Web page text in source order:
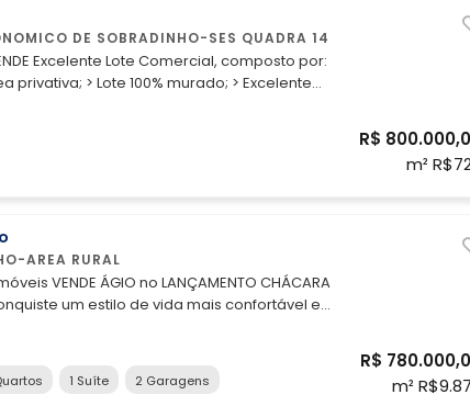
DE SOBRADINHO-SES QUADRA 14
Excelente Lote Comercial, composto por:
Lote 100% murado; > Excelente
R$
m²
AREA RURAL
VENDE ÁGIO no LANÇAMENTO CHÁCARA
um estilo de vida mais confortável e
conta com infraestrutura completa de lazer e
toda a família. Com vista livre e posição
1 Suíte 2 Garagens
R$
m²